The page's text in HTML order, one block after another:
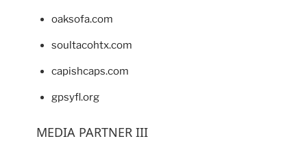
oaksofa.com
soultacohtx.com
capishcaps.com
gpsyfl.org
MEDIA PARTNER III